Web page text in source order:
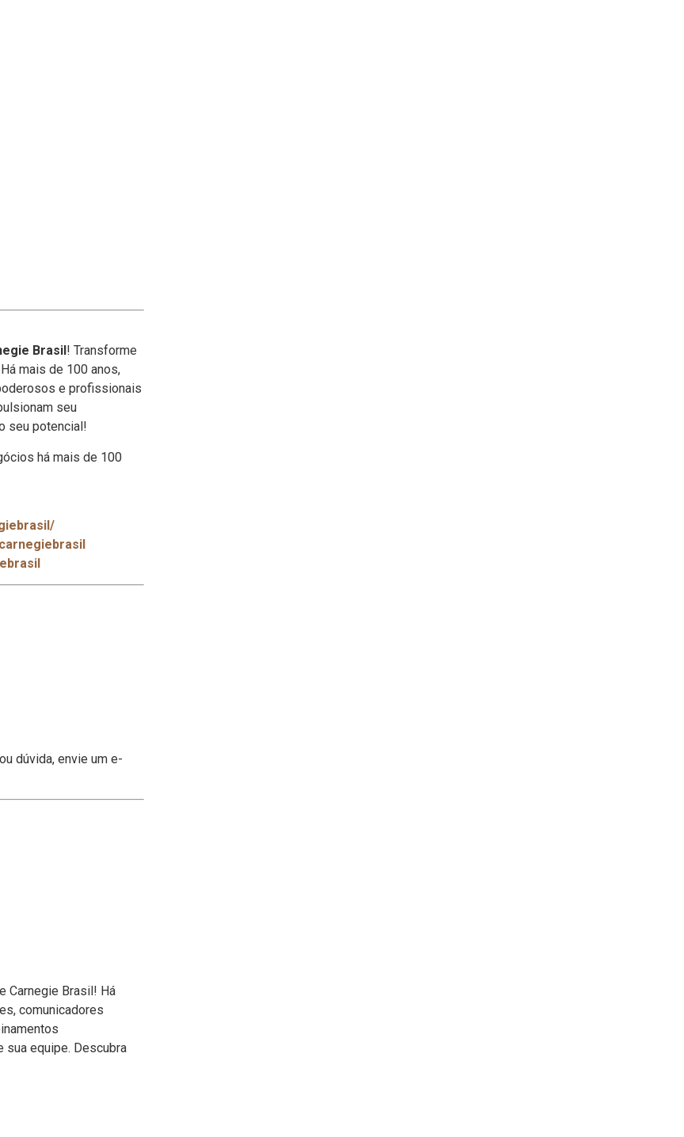
Brasil ! Transforme
mais de 100 anos,
e profissionais
seu
seu potencial!
há mais de 100
dúvida, envie um e-
Carnegie Brasil! Há
comunicadores
sua equipe. Descubra